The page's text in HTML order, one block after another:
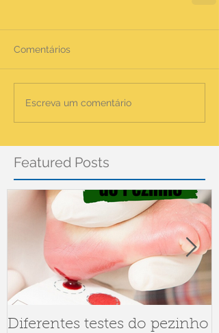
Comentários
Escreva um comentário
Featured Posts
Diferentes testes do pezinho